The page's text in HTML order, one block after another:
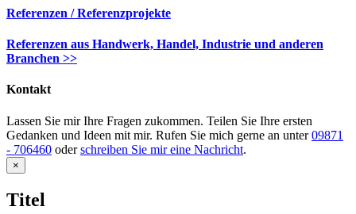
Referenzen / Referenzprojekte
Referenzen aus Handwerk, Handel, Industrie und anderen
Branchen >>
Kontakt
Lassen Sie mir Ihre Fragen zukommen. Teilen Sie Ihre ersten
Gedanken und Ideen mit mir. Rufen Sie mich gerne an unter09871
- 706460 oderschreiben Sie mir eine Nachricht.
Close
product
view
×
Titel